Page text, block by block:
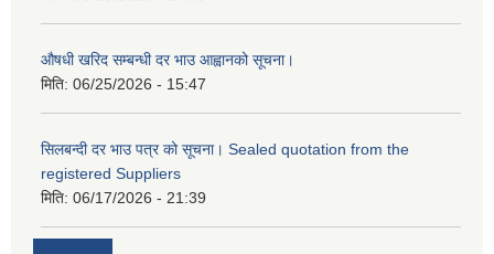
औषधी खरिद सम्बन्धी दर भाउ आह्वानको सूचना।
मिति: 06/25/2026 - 15:47
सिलबन्दी दर भाउ पत्र को सूचना। Sealed quotation from the
registered Suppliers
मिति: 06/17/2026 - 21:39